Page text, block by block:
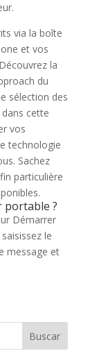
via la boîte
et vos
la
du
sélection des
cette
vos
technologie
Sachez
particulière
portable ?
Démarrer
le
message et
Buscar